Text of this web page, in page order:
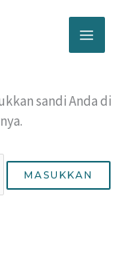
sandi Anda di